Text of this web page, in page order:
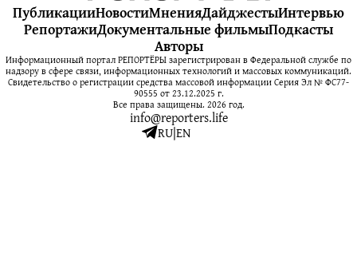
ПубликацииНовостиМненияДайджестыИнтервью
РепортажиДокументальные фильмыПодкасты
Авторы
Информационный портал РЕПОРТЁРЫ зарегистрирован в Федеральной службе по
надзору в сфере связи, информационных технологий и массовых коммуникаций.
Свидетельство о регистрации средства массовой информации Серия Эл № ФС77-
90555 от 23.12.2025 г.
Все права защищены. 2026 год.
info@reporters.life
RU|EN